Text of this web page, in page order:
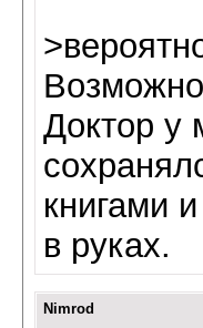
Доктор у
книгами
в руках.
Nimrod